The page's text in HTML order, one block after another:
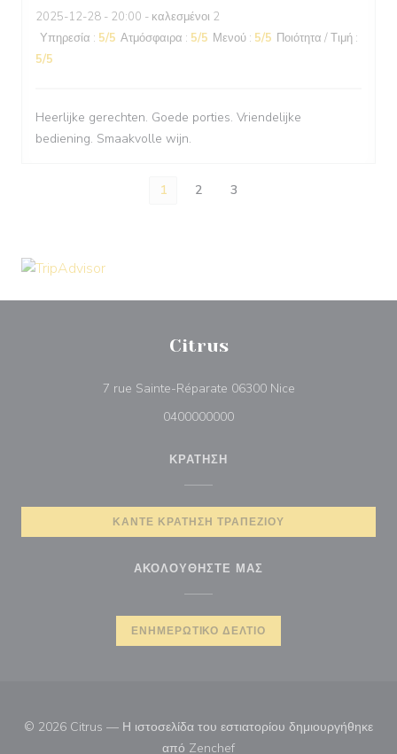
2025-12-28 - 20:00 - καλεσμένοι 2
Υπηρεσία : 5/5 Ατμόσφαιρα : 5/5 Μενού : 5/5 Ποιότητα / Τιμή :
5/5
Heerlijke gerechten. Goede porties. Vriendelijke
bediening. Smaakvolle wijn.
1 2 3
Citrus
7 rue Sainte-Réparate 06300 Nice((ανοίγει σε νέο
0400000000
ΚΡΆΤΗΣΗ
ΚΆΝΤΕ ΚΡΆΤΗΣΗ ΤΡΑΠΕΖΙΟΎ
ΑΚΟΛΟΥΘΉΣΤΕ ΜΑΣ
ΕΝΗΜΕΡΩΤΙΚΌ ΔΕΛΤΊΟ
© 2026 Citrus — Η ιστοσελίδα του εστιατορίου δημιουργήθηκε
από Zenchef((ανοίγει σε νέο παράθυρο))